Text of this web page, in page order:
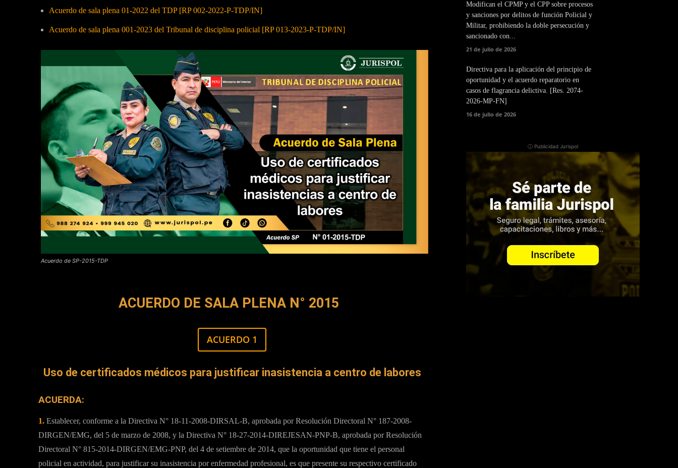
Acuerdo de sala plena 01-2022 del TDP [RP 002-2022-P-TDP/IN]
Acuerdo de sala plena 001-2023 del Tribunal de disciplina policial [RP 013-2023-P-TDP/IN]
Acuerdo de SP-2015-TDP
ACUERDO DE SALA PLENA N° 2015
ACUERDO 1
Uso de certificados médicos para justificar inasistencia a centro de labores
ACUERDA:
1. Establecer, conforme a la Directiva N° 18-11-2008-DIRSAL-B, aprobada por Resolución Directoral N° 187-2008-
DIRGEN/EMG, del 5 de marzo de 2008, y la Directiva N° 18-27-2014-DIREJESAN-PNP-B, aprobada por Resolución
Directoral N° 815-2014-DIRGEN/EMG-PNP, del 4 de setiembre de 2014, que la oportunidad que tiene el personal
policial en actividad, para justificar su inasistencia por enfermedad profesional, es que presente su respectivo certificado
Modifican el CPMP y el CPP sobre procesos
y sanciones por delitos de función Policial y
Militar, prohibiendo la doble persecución y
sancionado con...
21 de julio de 2026
Directiva para la aplicación del principio de
oportunidad y el acuerdo reparatorio en
casos de flagrancia delictiva. [Res. 2074-
2026-MP-FN]
16 de julio de 2026
ⓘ Publicidad Jurispol